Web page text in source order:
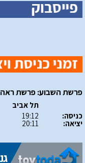
פרשת השבוע: פרשת ראה
כניסה:
יציאה:
תל אביב
19:12
20:11